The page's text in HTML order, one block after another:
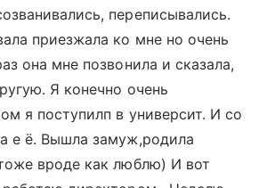
переписывались.
приезжала ко мне но очень
она мне позвонила и сказала,
Я конечно очень
я поступилп в университ. И со
е ё. Вышла замуж,родила
вроде как люблю) И вот